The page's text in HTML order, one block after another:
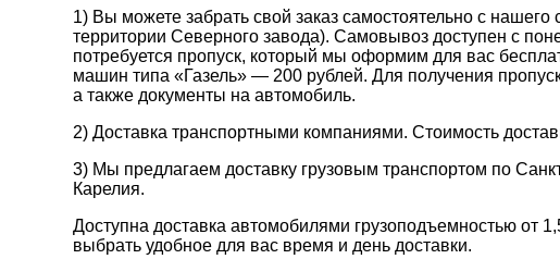
1) Вы можете забрать свой заказ самостоятельно с
территории Северного завода). Самовывоз доступен с
потребуется пропуск, который мы оформим для вас
машин типа «Газель» — 200 рублей. Для получения
а также документы на автомобиль.
2) Доставка транспортными компаниями. Стоимость
3) Мы предлагаем доставку грузовым транспортом по
Карелия.
Доступна доставка автомобилями грузоподъемностью от
выбрать удобное для вас время и день доставки.